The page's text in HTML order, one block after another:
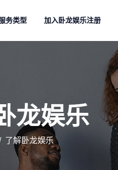
务类型 加入卧龙娱乐注册
龙娱乐
了解卧龙娱乐